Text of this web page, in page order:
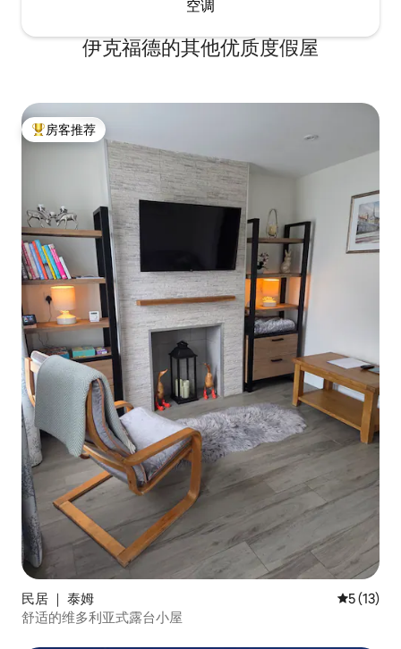
空调
伊克福德的其他优质度假屋
热门「房客推荐」
房客推荐
民居 ｜ 泰姆 平均评分
5 (13)
舒适的维多利亚式露台小屋